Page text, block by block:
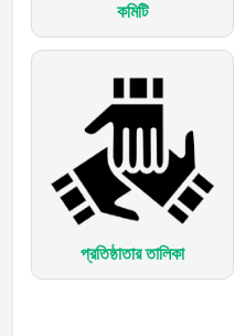
কমিটি
প্রতিষ্ঠাতার তালিকা